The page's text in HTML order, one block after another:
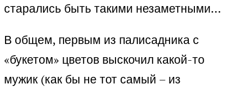
старались быть такими незаметными…
В общем, первым из палисадника с
«букетом» цветов выскочил какой-то
мужик (как бы не тот самый – из